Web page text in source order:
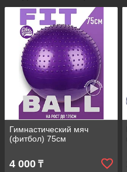
Гимнастический мяч
(фитбол) 75см
4 000 ₸